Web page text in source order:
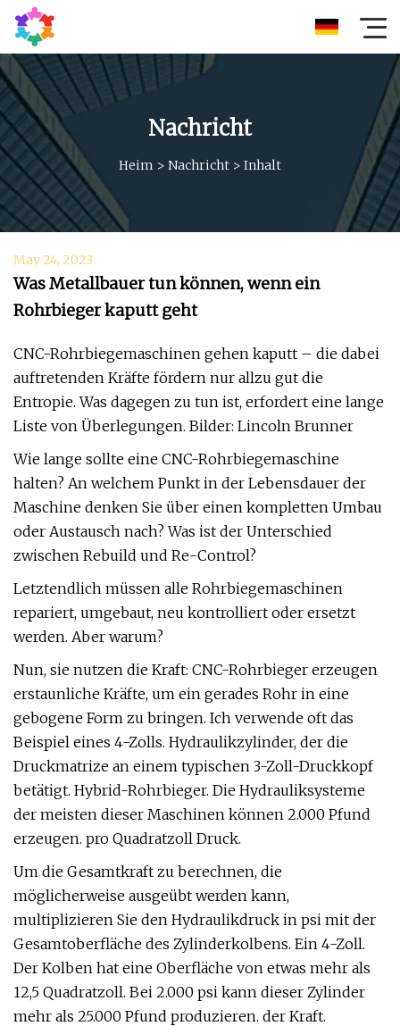
Nachricht
Heim > Nachricht > Inhalt
May 24, 2023
Was Metallbauer tun können, wenn ein
Rohrbieger kaputt geht
CNC-Rohrbiegemaschinen gehen kaputt – die dabei
auftretenden Kräfte fördern nur allzu gut die
Entropie. Was dagegen zu tun ist, erfordert eine lange
Liste von Überlegungen. Bilder: Lincoln Brunner
Wie lange sollte eine CNC-Rohrbiegemaschine
halten? An welchem ​​Punkt in der Lebensdauer der
Maschine denken Sie über einen kompletten Umbau
oder Austausch nach? Was ist der Unterschied
zwischen Rebuild und Re-Control?
Letztendlich müssen alle Rohrbiegemaschinen
repariert, umgebaut, neu kontrolliert oder ersetzt
werden. Aber warum?
Nun, sie nutzen die Kraft: CNC-Rohrbieger erzeugen
erstaunliche Kräfte, um ein gerades Rohr in eine
gebogene Form zu bringen. Ich verwende oft das
Beispiel eines 4-Zolls. Hydraulikzylinder, der die
Druckmatrize an einem typischen 3-Zoll-Druckkopf
betätigt. Hybrid-Rohrbieger. Die Hydrauliksysteme
der meisten dieser Maschinen können 2.000 Pfund
erzeugen. pro Quadratzoll Druck.
Um die Gesamtkraft zu berechnen, die
möglicherweise ausgeübt werden kann,
multiplizieren Sie den Hydraulikdruck in psi mit der
Gesamtoberfläche des Zylinderkolbens. Ein 4-Zoll.
Der Kolben hat eine Oberfläche von etwas mehr als
12,5 Quadratzoll. Bei 2.000 psi kann dieser Zylinder
mehr als 25.000 Pfund produzieren. der Kraft.